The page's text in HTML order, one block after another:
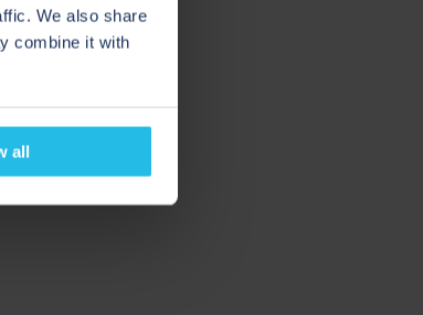
We also share
combine it with
all
téléchargez dès
le raclage !